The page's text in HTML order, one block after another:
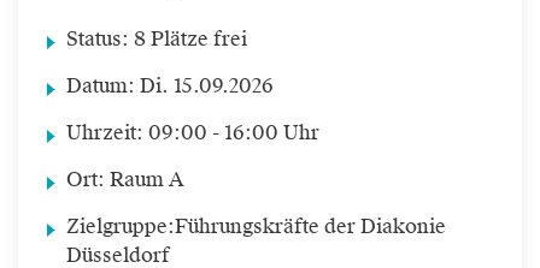
Status: 8 Plätze frei
Datum: Di. 15.09.2026
Uhrzeit: 09:00 - 16:00 Uhr
Ort: Raum A
Zielgruppe:Führungskräfte der Diakonie
Düsseldorf